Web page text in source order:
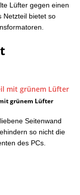
Lüfter gegen einen
Netzteil bietet so
grünem Lüfter
Seitenwand
so nicht die
des PCs.